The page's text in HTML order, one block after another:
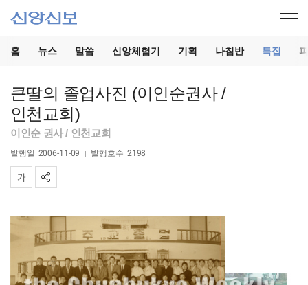
홈 뉴스 말씀 신앙체험기 기획 나침반 특집
큰딸의 졸업사진 (이인순권사 /
인천교회)
이인순 권사 / 인천교회
발행일 2006-11-09 발행호수 2198